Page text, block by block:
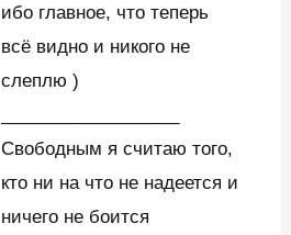
ибо главное, что теперь
всё видно и никого не
слеплю )
Свободным я считаю того,
кто ни на что не надеется и
ничего не боится